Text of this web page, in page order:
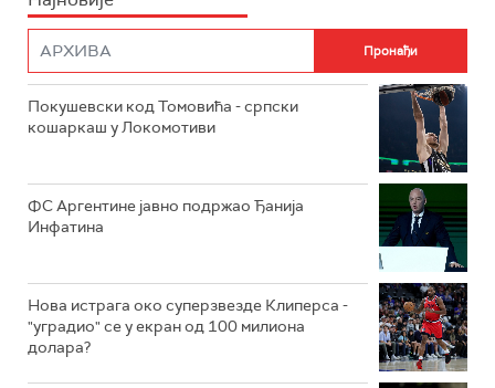
Покушевски код Томовића - српски
кошаркаш у Локомотиви
ФС Аргентине јавно подржао Ђанија
Инфатина
Нова истрага око суперзвезде Клиперса -
"уградио" се у екран од 100 милиона
долара?